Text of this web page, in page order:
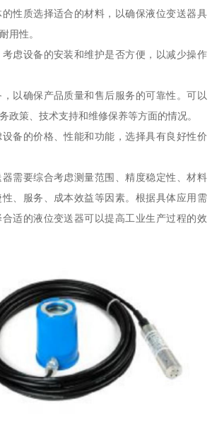
性质选择适合的材料，以确保液位变送器具
用性。
虑设备的安装和维护是否方便，以减少操作
以确保产品质量和售后服务的可靠性。可以
政策、技术支持和维修保养等方面的情况。
备的价格、性能和功能，选择具有良好性价
需要综合考虑测量范围、精度稳定性、材料
、服务、成本效益等因素。根据具体应用需
适的液位变送器可以提高工业生产过程的效